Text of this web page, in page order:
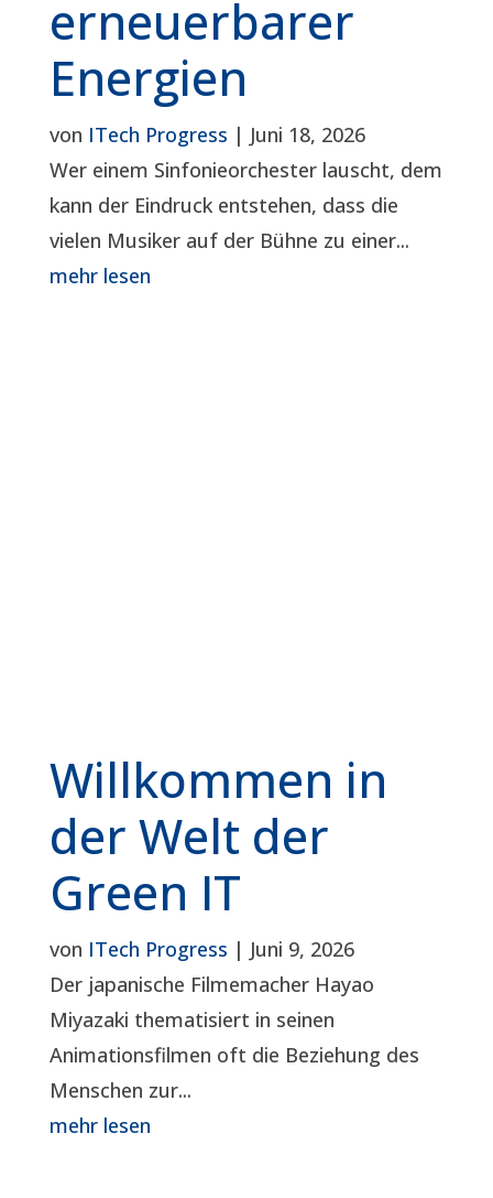
erneuerbarer
Energien
von ITech Progress | Juni 18, 2026
Wer einem Sinfonieorchester lauscht, dem
kann der Eindruck entstehen, dass die
vielen Musiker auf der Bühne zu einer...
mehr lesen
Willkommen in
der Welt der
Green IT
von ITech Progress | Juni 9, 2026
Der japanische Filmemacher Hayao
Miyazaki thematisiert in seinen
Animationsfilmen oft die Beziehung des
Menschen zur...
mehr lesen